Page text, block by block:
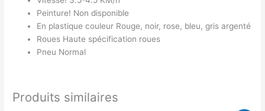
Peinture! Non disponible
En plastique couleur Rouge, noir, rose, bleu, gris argenté
Roues Haute spécification roues
Pneu Normal
Produits similaires